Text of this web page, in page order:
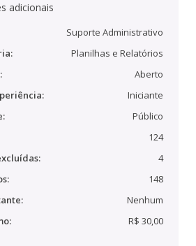
adicionais
Suporte Administrativo
Planilhas e Relatórios
Aberto
Iniciante
Público
124
4
148
Nenhum
R$ 30,00